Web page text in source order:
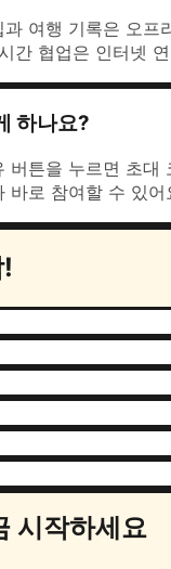
여행 기록은 오프
간 협업은 인터넷
하나요?
버튼을 누르면 초대
바로 참여할 수 있어
시작하세요